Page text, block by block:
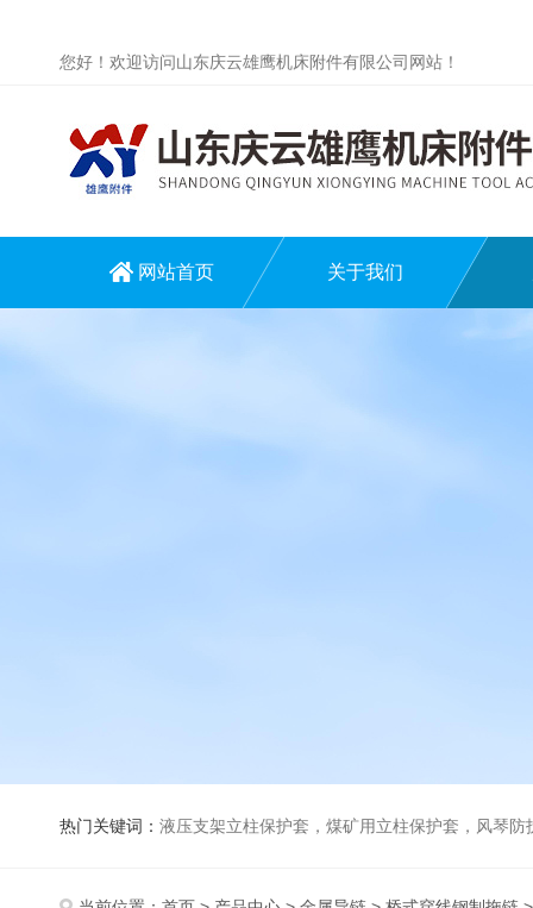
您好！欢迎访问山东庆云雄鹰机床附件有限公司网站！
网站首页 关于我们
热门关键词： 液压支架立柱保护套，煤矿用立柱保护套，风琴